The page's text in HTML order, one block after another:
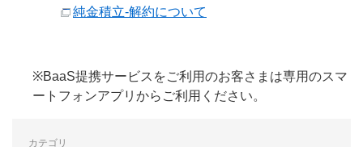
純金積立-解約について
※BaaS提携サービスをご利用のお客さまは専用のスマ
ートフォンアプリからご利用ください。
カテゴリ